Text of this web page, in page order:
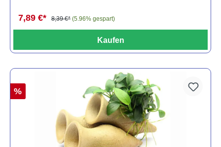
7,89 €* 8,39 €* (5.96% gespart)
Kaufen
%